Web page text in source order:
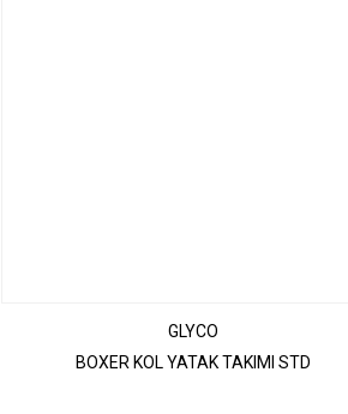
GLYCO
BOXER KOL YATAK TAKIMI STD